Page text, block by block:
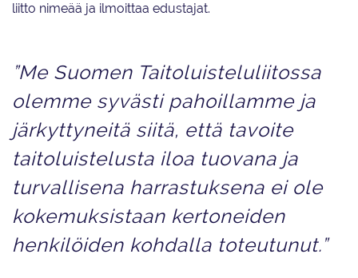
liitto nimeää ja ilmoittaa edustajat.
”Me Suomen Taitoluisteluliitossa
olemme syvästi pahoillamme ja
järkyttyneitä siitä, että tavoite
taitoluistelusta iloa tuovana ja
turvallisena harrastuksena ei ole
kokemuksistaan kertoneiden
henkilöiden kohdalla toteutunut.”